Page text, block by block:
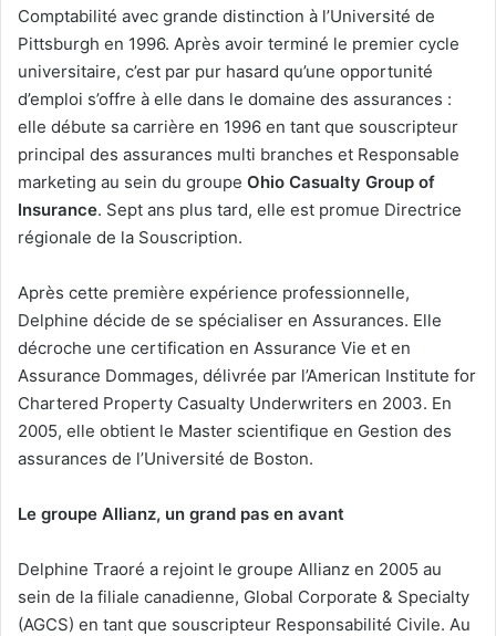
Comptabilité avec grande distinction à l’Université de
Pittsburgh en 1996. Après avoir terminé le premier cycle
universitaire, c’est par pur hasard qu’une opportunité
d’emploi s’offre à elle dans le domaine des assurances :
elle débute sa carrière en 1996 en tant que souscripteur
principal des assurances multi branches et Responsable
marketing au sein du groupe Ohio Casualty Group of
Insurance. Sept ans plus tard, elle est promue Directrice
régionale de la Souscription.
Après cette première expérience professionnelle,
Delphine décide de se spécialiser en Assurances. Elle
décroche une certification en Assurance Vie et en
Assurance Dommages, délivrée par l’American Institute for
Chartered Property Casualty Underwriters en 2003. En
2005, elle obtient le Master scientifique en Gestion des
assurances de l’Université de Boston.
Le groupe Allianz, un grand pas en avant
Delphine Traoré a rejoint le groupe Allianz en 2005 au
sein de la filiale canadienne, Global Corporate & Specialty
(AGCS) en tant que souscripteur Responsabilité Civile. Au